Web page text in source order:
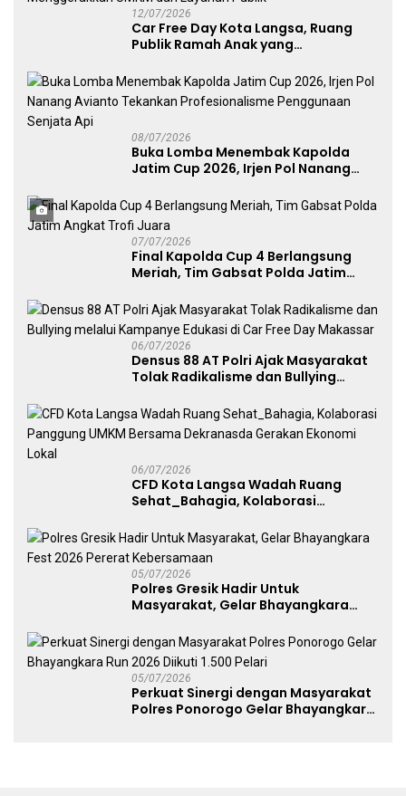
12/07/2026
Car Free Day Kota Langsa, Ruang
Publik Ramah Anak yang
Publik
08/07/2026
Buka Lomba Menembak Kapolda
Jatim Cup 2026, Irjen Pol Nanang
Penggunaan Senjata Api
07/07/2026
Final Kapolda Cup 4 Berlangsung
Meriah, Tim Gabsat Polda Jatim
06/07/2026
Densus 88 AT Polri Ajak Masyarakat
Tolak Radikalisme dan Bullying
Free Day Makassar
06/07/2026
CFD Kota Langsa Wadah Ruang
Sehat_Bahagia, Kolaborasi
Dekranasda Gerakan Ekonomi Lokal
05/07/2026
Polres Gresik Hadir Untuk
Masyarakat, Gelar Bhayangkara
05/07/2026
Perkuat Sinergi dengan Masyarakat
Polres Ponorogo Gelar Bhayangkara